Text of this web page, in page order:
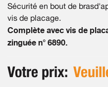
Sécurité en bout de
vis de placage.
Complète avec vis de
zinguée n° 6890.
Votre prix: